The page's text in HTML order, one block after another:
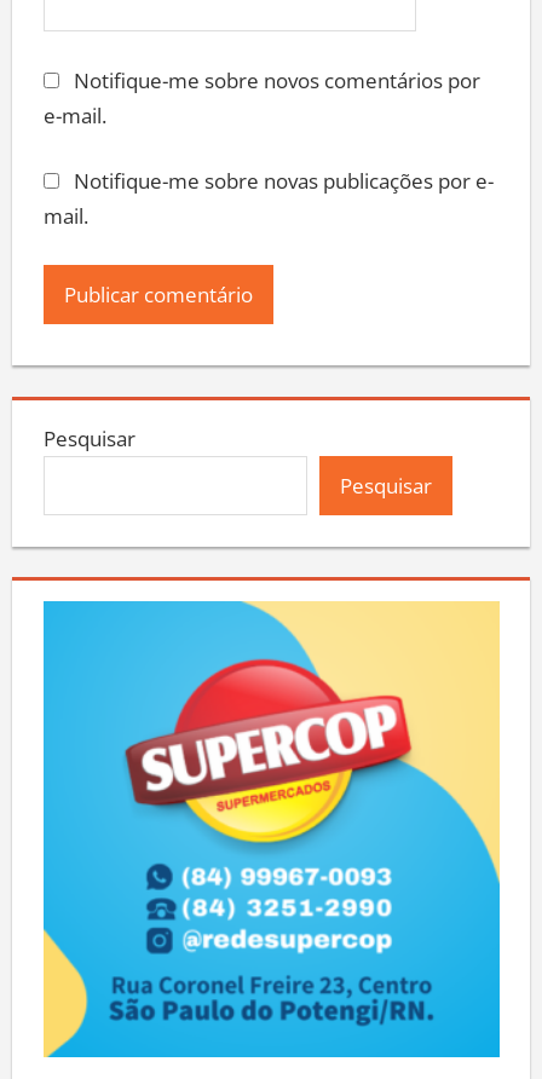
Notifique-me sobre novos comentários por
e-mail.
Notifique-me sobre novas publicações por e-
mail.
Pesquisar
Pesquisar